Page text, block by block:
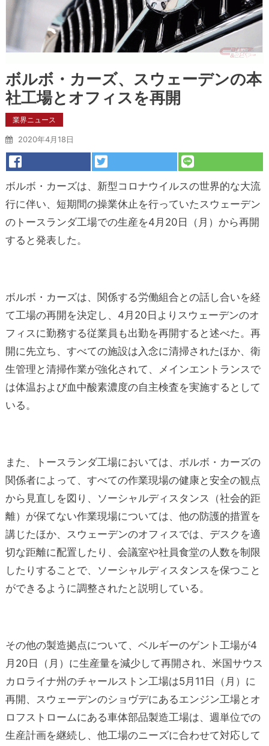
ボルボ・カーズ、スウェーデンの本
社工場とオフィスを再開
業界ニュース
2020年4月18日
ボルボ・カーズは、新型コロナウイルスの世界的な大流
行に伴い、短期間の操業休止を行っていたスウェーデン
のトースランダ工場での生産を4月20日（月）から再開
すると発表した。
ボルボ・カーズは、関係する労働組合との話し合いを経
て工場の再開を決定し、4月20日よりスウェーデンのオ
フィスに勤務する従業員も出勤を再開すると述べた。再
開に先立ち、すべての施設は入念に清掃されたほか、衛
生管理と清掃作業が強化されて、メインエントランスで
は体温および血中酸素濃度の自主検査を実施するとして
いる。
また、トースランダ工場においては、ボルボ・カーズの
関係者によって、すべての作業現場の健康と安全の観点
から見直しを図り、ソーシャルディスタンス（社会的距
離）が保てない作業現場については、他の防護的措置を
講じたほか、スウェーデンのオフィスでは、デスクを適
切な距離に配置したり、会議室や社員食堂の人数を制限
したりすることで、ソーシャルディスタンスを保つこと
ができるように調整されたと説明している。
その他の製造拠点について、ベルギーのゲント工場が4
月20日（月）に生産量を減少して再開され、米国サウス
カロライナ州のチャールストン工場は5月11日（月）に
再開、スウェーデンのショヴデにあるエンジン工場とオ
ロフストロームにある車体部品製造工場は、週単位での
生産計画を継続し、他工場のニーズに合わせて対応して